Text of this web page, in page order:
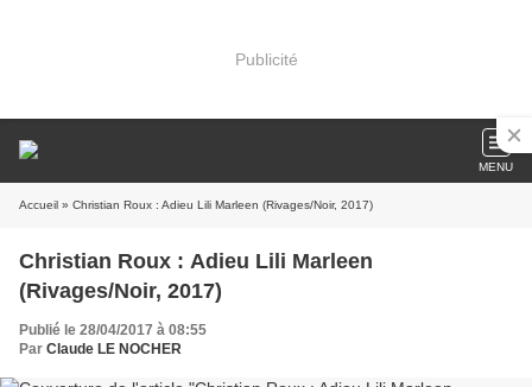
Publicité
MENU
Accueil » Christian Roux : Adieu Lili Marleen (Rivages/Noir, 2017)
Christian Roux : Adieu Lili Marleen
(Rivages/Noir, 2017)
Publié le 28/04/2017 à 08:55
Par Claude LE NOCHER